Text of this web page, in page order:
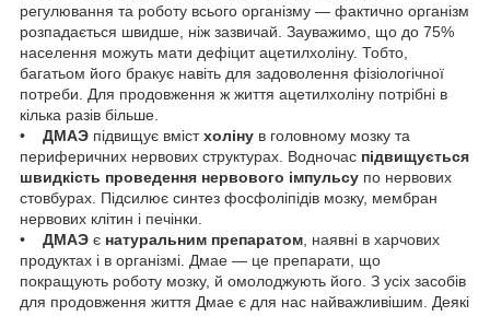
регулювання та роботу всього організму — фактично організм
розпадається швидше, ніж зазвичай. Зауважимо, що до 75%
населення можуть мати дефіцит ацетилхоліну. Тобто,
багатьом його бракує навіть для задоволення фізіологічної
потреби. Для продовження ж життя ацетилхоліну потрібні в
кілька разів більше.
• ДМАЭ підвищує вмістхоліну в головному мозку та
периферичних нервових структурах. Водночас підвищується
швидкість проведення нервового імпульсу по нервових
стовбурах. Підсилює синтез фосфоліпідів мозку, мембран
нервових клітин і печінки.
• ДМАЭ є натуральним препаратом , наявні в харчових
продуктах і в організмі. Дмае — це препарати, що
покращують роботу мозку, й омолоджують його. З усіх засобів
для продовження життя Дмае є для нас найважливішим. Деякі